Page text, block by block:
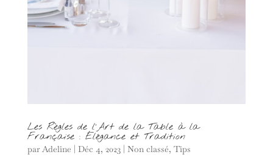
Les Règles de l’Art de la Table à la
Française : Élégance et Tradition
par Adeline Déc 4, 2023| Non classé, Tips